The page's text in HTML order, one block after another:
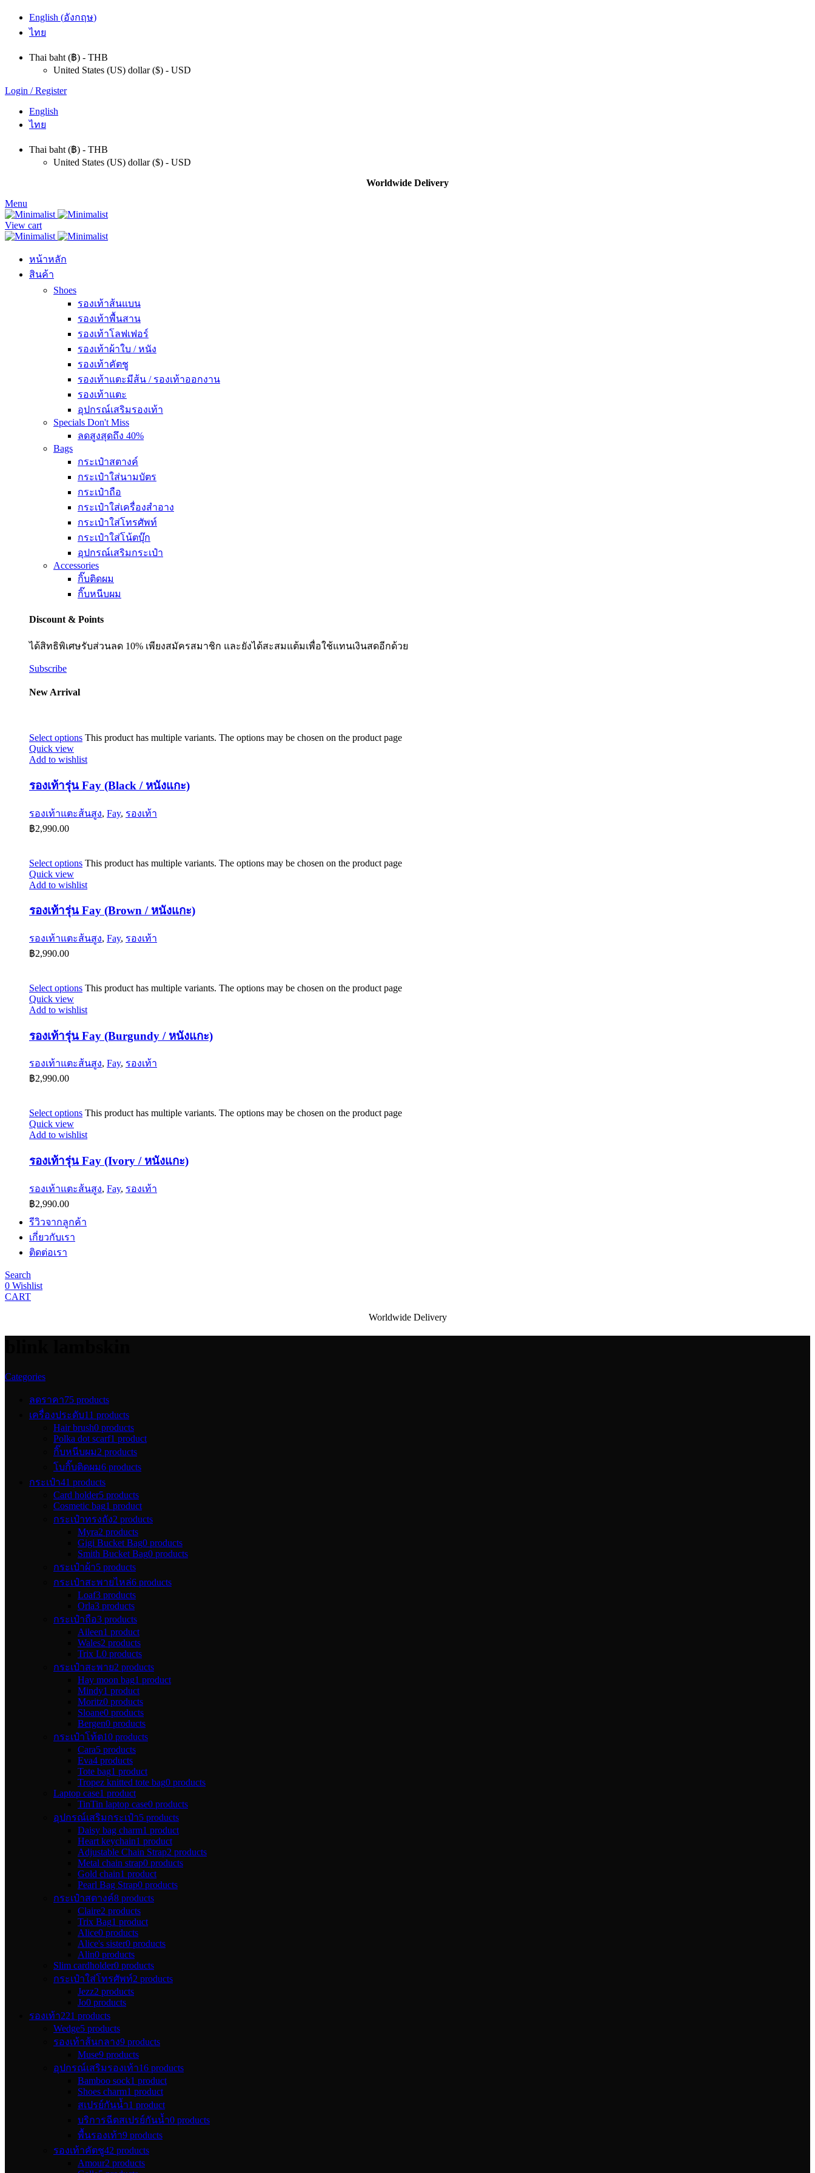
English (อังกฤษ)
ไทย
Thai baht (฿) - THB
United States (US) dollar ($) - USD
Login / Register
English
ไทย
Thai baht (฿) - THB
United States (US) dollar ($) - USD
Worldwide Delivery
Menu
View cart
หน้าหลัก
สินค้า
Shoes
รองเท้าส้นแบน
รองเท้าพื้นสาน
รองเท้าโลฟเฟอร์
รองเท้าผ้าใบ / หนัง
รองเท้าคัตชู
รองเท้าแตะมีส้น / รองเท้าออกงาน
รองเท้าแตะ
อุปกรณ์เสริมรองเท้า
Specials Don't Miss
ลดสูงสุดถึง 40%
Bags
กระเป๋าสตางค์
กระเป๋าใส่นามบัตร
กระเป๋าถือ
กระเป๋าใส่เครื่องสำอาง
กระเป๋าใส่โทรศัพท์
กระเป๋าใส่โน้ตบุ๊ก
อุปกรณ์เสริมกระเป๋า
Accessories
กิ๊บติดผม
กิ๊บหนีบผม
Discount & Points
ได้สิทธิพิเศษรับส่วนลด 10% เพียงสมัครสมาชิก และยังได้สะสมแต้มเพื่อใช้แทนเงินสดอีกด้วย
Subscribe
New Arrival
Select options This product has multiple variants. The options may be chosen on the product page
Quick view
Add to wishlist
รองเท้ารุ่น Fay (Black / หนังแกะ)
รองเท้าแตะส้นสูง, Fay, รองเท้า
฿2,990.00
Select options This product has multiple variants. The options may be chosen on the product page
Quick view
Add to wishlist
รองเท้ารุ่น Fay (Brown / หนังแกะ)
รองเท้าแตะส้นสูง, Fay, รองเท้า
฿2,990.00
Select options This product has multiple variants. The options may be chosen on the product page
Quick view
Add to wishlist
รองเท้ารุ่น Fay (Burgundy / หนังแกะ)
รองเท้าแตะส้นสูง, Fay, รองเท้า
฿2,990.00
Select options This product has multiple variants. The options may be chosen on the product page
Quick view
Add to wishlist
รองเท้ารุ่น Fay (Ivory / หนังแกะ)
รองเท้าแตะส้นสูง, Fay, รองเท้า
฿2,990.00
รีวิวจากลูกค้า
เกี่ยวกับเรา
ติดต่อเรา
Search
0 Wishlist
CART
Worldwide Delivery
Categories
ลดราคา75 products
เครื่องประดับ11 products
Hair brush0 products
Polka dot scarf1 product
กิ๊บหนีบผม2 products
โบกิ๊บติดผม6 products
กระเป๋า41 products
Card holder5 products
Cosmetic bag1 product
กระเป๋าทรงถัง2 products
Myra2 products
Gigi Bucket Bag0 products
Smith Bucket Bag0 products
กระเป๋าผ้า5 products
กระเป๋าสะพายไหล่6 products
Loaf3 products
Orla3 products
กระเป๋าถือ3 products
Aileen1 product
Wales2 products
Trix L0 products
กระเป๋าสะพาย2 products
Hay moon bag1 product
Mindy1 product
Moritz0 products
Sloane0 products
Bergen0 products
กระเป๋าโท้ต10 products
Cara5 products
Eva4 products
Tote bag1 product
Tropez knitted tote bag0 products
Laptop case1 product
TinTin laptop case0 products
อุปกรณ์เสริมกระเป๋า5 products
Daisy bag charm1 product
Heart keychain1 product
Adjustable Chain Strap2 products
Metal chain strap0 products
Gold chain1 product
Pearl Bag Strap0 products
กระเป๋าสตางค์8 products
Claire2 products
Trix Bag1 product
Alice0 products
Alice's sister0 products
Alin0 products
Slim cardholder0 products
กระเป๋าใส่โทรศัพท์2 products
Jezz2 products
Jo0 products
รองเท้า221 products
Wedge5 products
รองเท้าส้นกลาง9 products
Muse9 products
อุปกรณ์เสริมรองเท้า16 products
Bamboo sock1 product
Shoes charm1 product
สเปรย์กันน้ำ1 product
บริการฉีดสเปรย์กันน้ำ0 products
พื้นรองเท้า9 products
รองเท้าคัตชู42 products
Amour2 products